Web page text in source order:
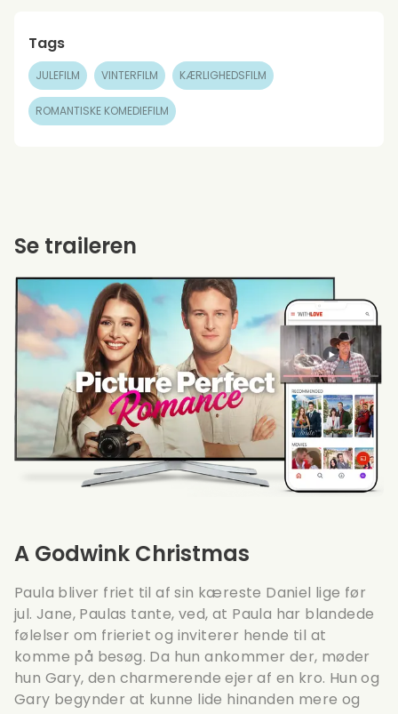
Tags
JULEFILM VINTERFILM KÆRLIGHEDSFILM
ROMANTISKE KOMEDIEFILM
A Godwink Christmas
Paula bliver friet til af sin kæreste Daniel lige før
jul. Jane, Paulas tante, ved, at Paula har blandede
følelser om frieriet og inviterer hende til at
komme på besøg. Da hun ankommer der, møder
hun Gary, den charmerende ejer af en kro. Hun og
Gary begynder at kunne lide hinanden mere og
Se traileren